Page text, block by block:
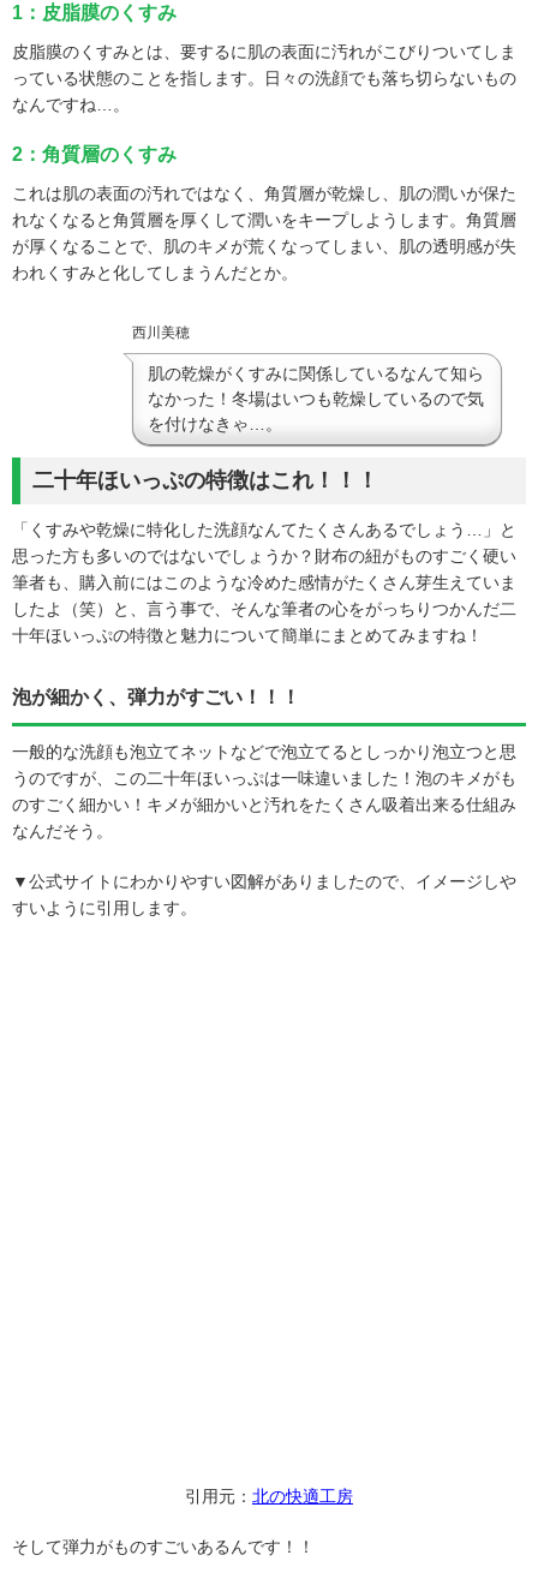
1：皮脂膜のくすみ
皮脂膜のくすみとは、要するに肌の表面に汚れがこびりついてしま
っている状態のことを指します。日々の洗顔でも落ち切らないもの
なんですね…。
2：角質層のくすみ
これは肌の表面の汚れではなく、角質層が乾燥し、肌の潤いが保た
れなくなると角質層を厚くして潤いをキープしようします。角質層
が厚くなることで、肌のキメが荒くなってしまい、肌の透明感が失
われくすみと化してしまうんだとか。
西川美穂
肌の乾燥がくすみに関係しているなんて知ら
なかった！冬場はいつも乾燥しているので気
を付けなきゃ…。
二十年ほいっぷの特徴はこれ！！！
「くすみや乾燥に特化した洗顔なんてたくさんあるでしょう…」と
思った方も多いのではないでしょうか？財布の紐がものすごく硬い
筆者も、購入前にはこのような冷めた感情がたくさん芽生えていま
したよ（笑）と、言う事で、そんな筆者の心をがっちりつかんだ二
十年ほいっぷの特徴と魅力について簡単にまとめてみますね！
泡が細かく、弾力がすごい！！！
一般的な洗顔も泡立てネットなどで泡立てるとしっかり泡立つと思
うのですが、この二十年ほいっぷは一味違いました！泡のキメがも
のすごく細かい！キメが細かいと汚れをたくさん吸着出来る仕組み
なんだそう。
▼公式サイトにわかりやすい図解がありましたので、イメージしや
すいように引用します。
引用元： 北の快適工房
そして弾力がものすごいあるんです！！